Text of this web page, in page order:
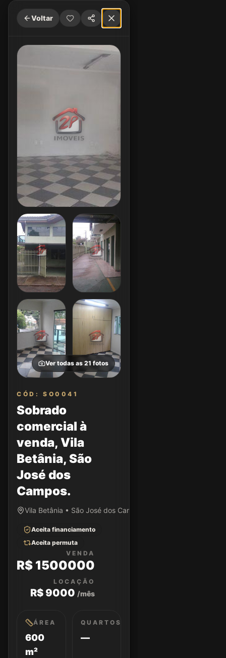
Voltar
Ver todas as 21 fotos
CÓD: SO0041
Sobrado
comercial à
venda, Vila
Betânia, São
José dos
Campos.
Vila Betânia • São José dos Campos/SP
Aceita financiamento
Aceita permuta
VENDA
R$ 1500000
LOCAÇÃO
R$ 9000 /mês
ÁREA
600
m²
QUARTOS
—